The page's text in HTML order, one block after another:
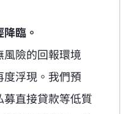
臨。
風險的回報環境
度浮現。我們預
直接貸款等低質